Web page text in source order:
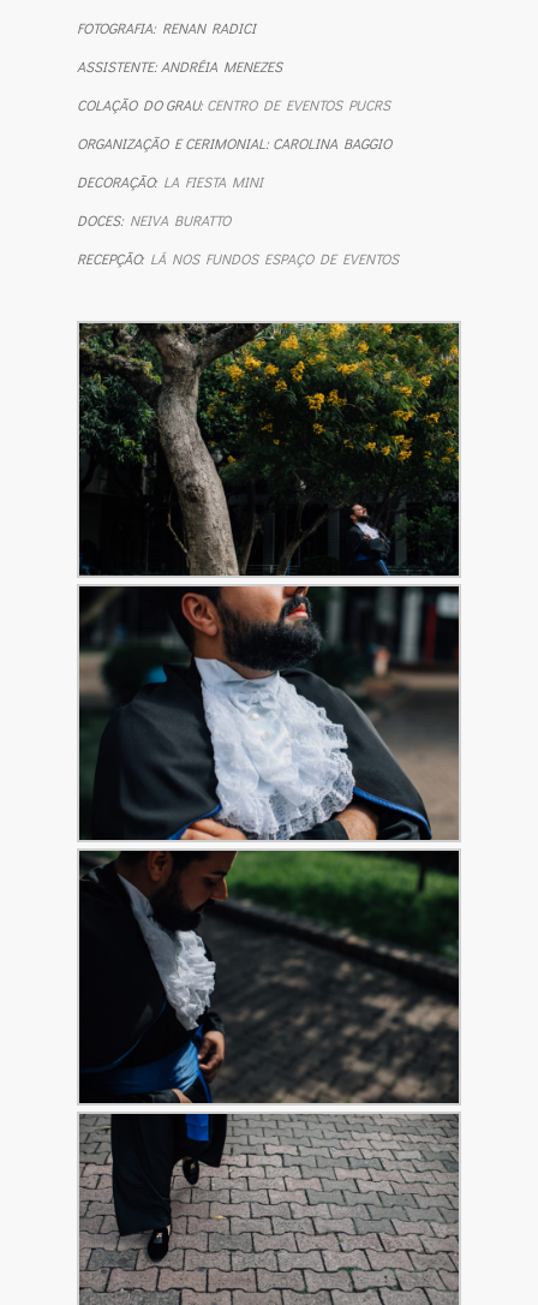
FOTOGRAFIA: RENAN RADICI
ASSISTENTE: ANDRÉIA MENEZES
COLAÇÃO DO GRAU: CENTRO DE EVENTOS PUCRS
ORGANIZAÇÃO E CERIMONIAL: CAROLINA BAGGIO
DECORAÇÃO: LA FIESTA MINI
DOCES: NEIVA BURATTO
RECEPÇÃO: LÁ NOS FUNDOS ESPAÇO DE EVENTOS